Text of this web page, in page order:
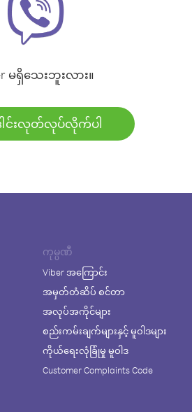
မရှိသေးဘူးလား။
ါင်းလုတ်လုပ်လိုက်ပါ
ကုမ္ပဏီ
Viber အကြောင်း
အမှတ်တံဆိပ် စင်တာ
အလုပ်အကိုင်များ
စည်းကမ်းချက်များနှင့် မူဝါဒများ
ကိုယ်ရေးလုံခြုံမှု မူဝါဒ
Customer Complaints Code